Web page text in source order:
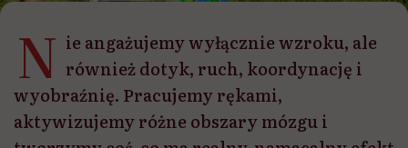
N ie angażujemy wyłącznie wzroku, ale
również dotyk, ruch, koordynację i
wyobraźnię. Pracujemy rękami,
aktywizujemy różne obszary mózgu i